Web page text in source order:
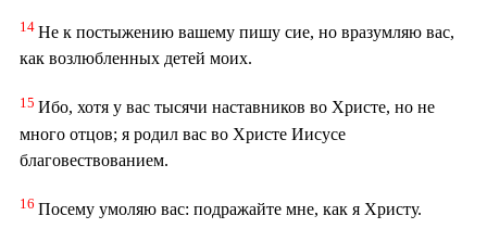
14 Не к постыжению вашему пишу сие, но вразумляю вас,
как возлюбленных детей моих.
15 Ибо, хотя у вас тысячи наставников во Христе, но не
много отцов; я родил вас во Христе Иисусе
благовествованием.
16 Посему умоляю вас: подражайте мне, как я Христу.